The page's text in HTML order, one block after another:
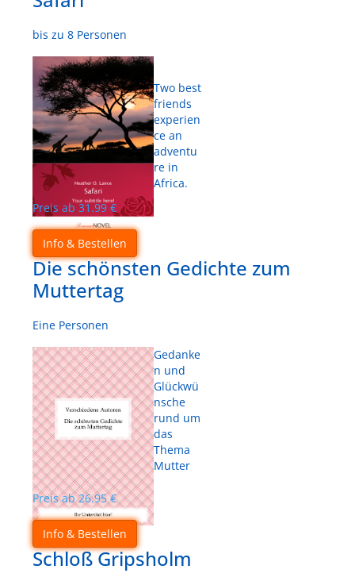
bis zu 8 Personen
Two best
friends
experien
ce an
adventu
re in
Africa.
Preis ab31.99 €
Info & Bestellen
Die schönsten Gedichte zum
Muttertag
Eine Personen
Gedanke
n und
Glückwü
nsche
rund um
das
Thema
Mutter
Preis ab26.95 €
Info & Bestellen
Schloß Gripsholm